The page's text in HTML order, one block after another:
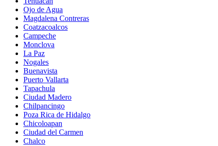
Ojo de Agua
Magdalena Contreras
Coatzacoalcos
Campeche
Monclova
La Paz
Nogales
Buenavista
Puerto Vallarta
Tapachula
Ciudad Madero
Chilpancingo
Poza Rica de Hidalgo
Chicoloapan
Ciudad del Carmen
Chalco